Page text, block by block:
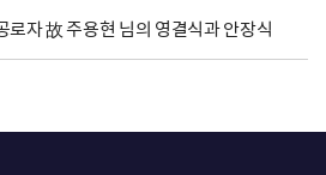
자 故 주용현 님의 영결식과 안장식